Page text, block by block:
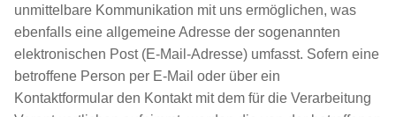
unmittelbare Kommunikation mit uns ermöglichen, was
ebenfalls eine allgemeine Adresse der sogenannten
elektronischen Post (E-Mail-Adresse) umfasst. Sofern eine
betroffene Person per E-Mail oder über ein
Kontaktformular den Kontakt mit dem für die Verarbeitung